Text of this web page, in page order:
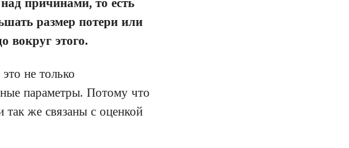
размер потери или
вокруг этого.
не только
параметры. Потому что
же связаны с оценкой